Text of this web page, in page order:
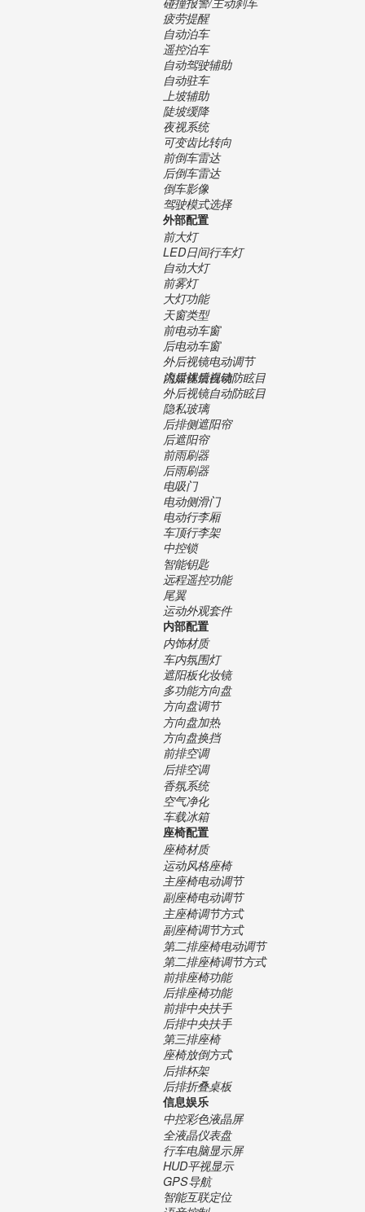
疲劳提醒
自动泊车
遥控泊车
自动驾驶辅助
自动驻车
上坡辅助
陡坡缓降
夜视系统
可变齿比转向
前倒车雷达
后倒车雷达
倒车影像
驾驶模式选择
外部配置
前大灯
LED日间行车灯
自动大灯
前雾灯
大灯功能
天窗类型
前电动车窗
后电动车窗
外后视镜电动调节
内后视镜自动防眩目
流媒体后视镜
外后视镜自动防眩目
隐私玻璃
后排侧遮阳帘
后遮阳帘
前雨刷器
后雨刷器
电吸门
电动侧滑门
电动行李厢
车顶行李架
中控锁
智能钥匙
远程遥控功能
尾翼
运动外观套件
内部配置
内饰材质
车内氛围灯
遮阳板化妆镜
多功能方向盘
方向盘调节
方向盘加热
方向盘换挡
前排空调
后排空调
香氛系统
空气净化
车载冰箱
座椅配置
座椅材质
运动风格座椅
主座椅电动调节
副座椅电动调节
主座椅调节方式
副座椅调节方式
第二排座椅电动调节
第二排座椅调节方式
前排座椅功能
后排座椅功能
前排中央扶手
后排中央扶手
第三排座椅
座椅放倒方式
后排杯架
后排折叠桌板
信息娱乐
中控彩色液晶屏
全液晶仪表盘
行车电脑显示屏
HUD平视显示
GPS导航
智能互联定位